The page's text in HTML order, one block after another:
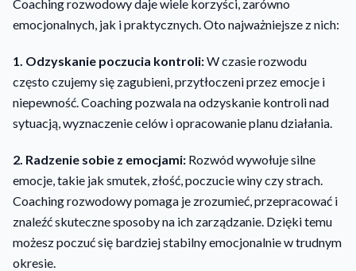
Coaching rozwodowy daje wiele korzyści, zarówno
emocjonalnych, jak i praktycznych. Oto najważniejsze z nich:
1. Odzyskanie poczucia kontroli:W czasie rozwodu
często czujemy się zagubieni, przytłoczeni przez emocje i
niepewność. Coaching pozwala na odzyskanie kontroli nad
sytuacją, wyznaczenie celów i opracowanie planu działania.
2. Radzenie sobie z emocjami: Rozwód wywołuje silne
emocje, takie jak smutek, złość, poczucie winy czy strach.
Coaching rozwodowy pomaga je zrozumieć, przepracować i
znaleźć skuteczne sposoby na ich zarządzanie. Dzięki temu
możesz poczuć się bardziej stabilny emocjonalnie w trudnym
okresie.